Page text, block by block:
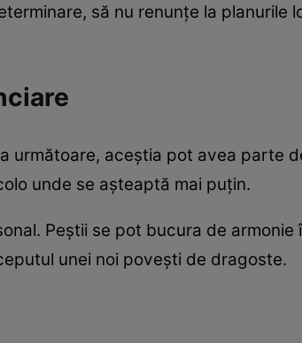
să nu renunțe la planurile
următoare, aceștia pot avea parte
unde se așteaptă mai puțin.
Peștii se pot bucura de armonie
unei noi povești de dragoste.